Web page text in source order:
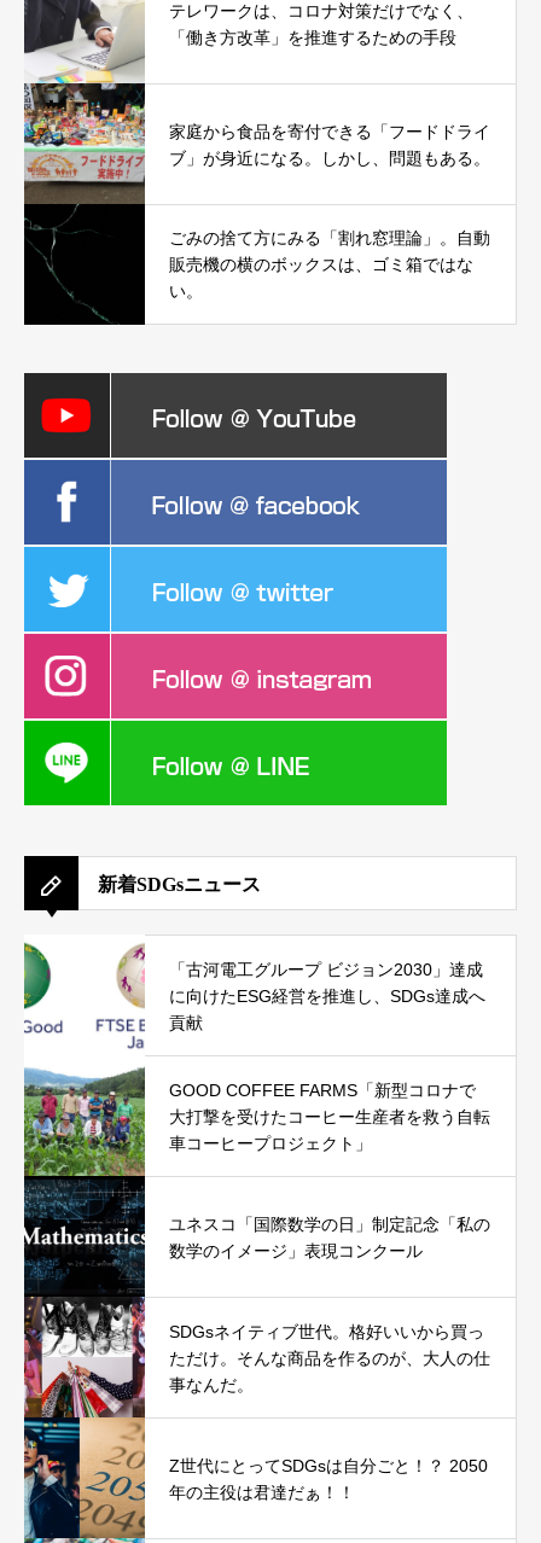
テレワークは、コロナ対策だけでなく、
「働き方改革」を推進するための手段
家庭から食品を寄付できる「フードドライ
ブ」が身近になる。しかし、問題もある。
ごみの捨て方にみる「割れ窓理論」。自動
販売機の横のボックスは、ゴミ箱ではな
い。
新着SDGsニュース
「古河電工グループ ビジョン2030」達成
に向けたESG経営を推進し、SDGs達成へ
貢献
GOOD COFFEE FARMS「新型コロナで
大打撃を受けたコーヒー生産者を救う自転
車コーヒープロジェクト」
ユネスコ「国際数学の日」制定記念「私の
数学のイメージ」表現コンクール
SDGsネイティブ世代。格好いいから買っ
ただけ。そんな商品を作るのが、大人の仕
事なんだ。
Z世代にとってSDGsは自分ごと！？ 2050
年の主役は君達だぁ！！